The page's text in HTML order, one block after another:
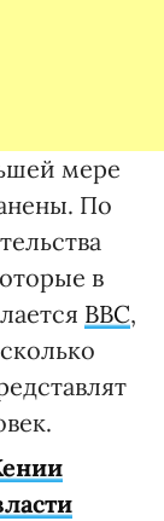
мере
По
в
BBC,